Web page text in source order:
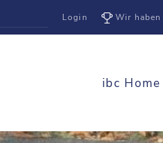
Login Wir
ibc Home